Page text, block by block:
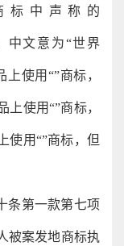
标中声称的
中文意为“世界
使用“”商标，
使用“”商标，
使用“”商标，但
条第一款第七项
被案发地商标执